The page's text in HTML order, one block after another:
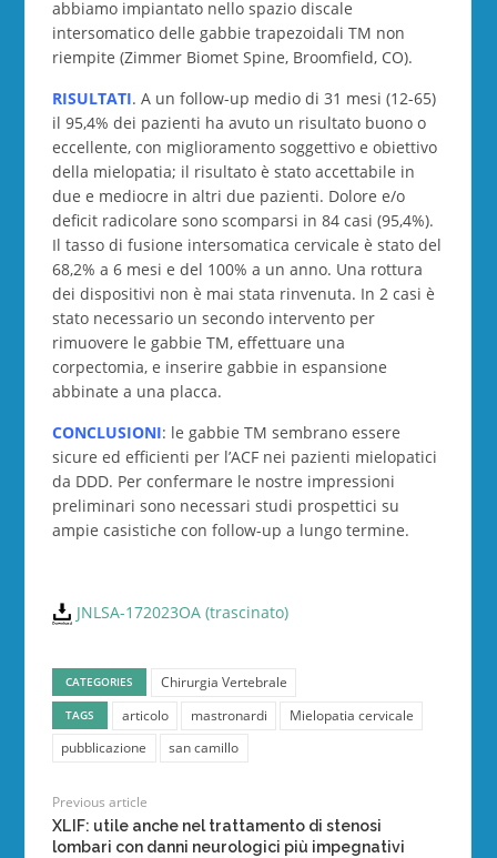
abbiamo impiantato nello spazio discale
intersomatico delle gabbie trapezoidali TM non
riempite (Zimmer Biomet Spine, Broomfield, CO).
RISULTATI. A un follow-up medio di 31 mesi (12-65)
il 95,4% dei pazienti ha avuto un risultato buono o
eccellente, con miglioramento soggettivo e obiettivo
della mielopatia; il risultato è stato accettabile in
due e mediocre in altri due pazienti. Dolore e/o
deficit radicolare sono scomparsi in 84 casi (95,4%).
Il tasso di fusione intersomatica cervicale è stato del
68,2% a 6 mesi e del 100% a un anno. Una rottura
dei dispositivi non è mai stata rinvenuta. In 2 casi è
stato necessario un secondo intervento per
rimuovere le gabbie TM, effettuare una
corpectomia, e inserire gabbie in espansione
abbinate a una placca.
CONCLUSIONI: le gabbie TM sembrano essere
sicure ed efficienti per l’ACF nei pazienti mielopatici
da DDD. Per confermare le nostre impressioni
preliminari sono necessari studi prospettici su
ampie casistiche con follow-up a lungo termine.
JNLSA-172023OA (trascinato)
CATEGORIES Chirurgia Vertebrale
TAGS articolo mastronardi
Mielopatia cervicale
pubblicazione
san camillo
Previous article
XLIF: utile anche nel trattamento di stenosi
lombari con danni neurologici più impegnativi